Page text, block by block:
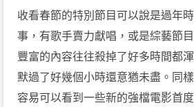
收看春節的特別節目可以說是過年
事，有歌手賣力獻唱，或是綜藝節
豐富的內容往往殺掉了好多時間都
默過了好幾個小時還意猶未盡。同
容易可以看到一些新的強檔電影首